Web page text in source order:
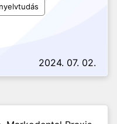
2024. 07. 02.